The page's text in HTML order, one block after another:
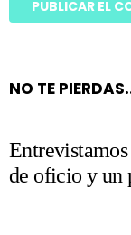
NO TE
de oficio y un